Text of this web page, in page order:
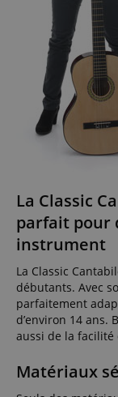
La Classic
parfait pour
instrument
La Classic
débutants. Avec
parfaitement
d’environ 14
aussi de la facilité
Matériaux